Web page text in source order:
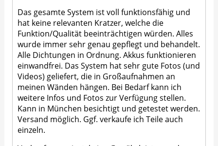
Das gesamte System ist voll funktionsfähig und
hat keine relevanten Kratzer, welche die
Funktion/Qualität beeinträchtigen würden. Alles
wurde immer sehr genau gepflegt und behandelt.
Alle Dichtungen in Ordnung. Akkus funktionieren
einwandfrei. Das System hat sehr gute Fotos (und
Videos) geliefert, die in Großaufnahmen an
meinen Wänden hängen. Bei Bedarf kann ich
weitere Infos und Fotos zur Verfügung stellen.
Kann in München besichtigt und getestet werden.
Versand möglich. Ggf. verkaufe ich Teile auch
einzeln.